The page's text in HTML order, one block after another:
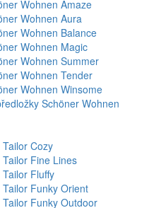
Wohnen Amaze
Wohnen Aura
Wohnen Balance
Wohnen Magic
Wohnen Summer
Wohnen Tender
Wohnen Winsome
Schöner Wohnen
Cozy
Fine Lines
Fluffy
Funky Orient
Funky Outdoor